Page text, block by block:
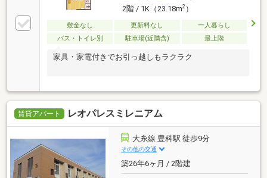
2階 / 1K（23.18m2）
敷金なし 更新料なし
一人暮らし
バス・トイレ別
駐車場(近隣含) 最上階
家具・家電付きでお引っ越しもラクラク
賃貸アパート レオパレスミレニアム
大糸線 豊科駅 徒歩9分
その他の交通
築26年6ヶ月 / 2階建